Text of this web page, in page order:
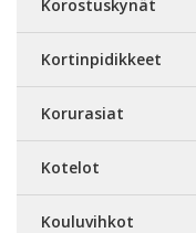
Korostuskynät
Kortinpidikkeet
Korurasiat
Kotelot
Kouluvihkot